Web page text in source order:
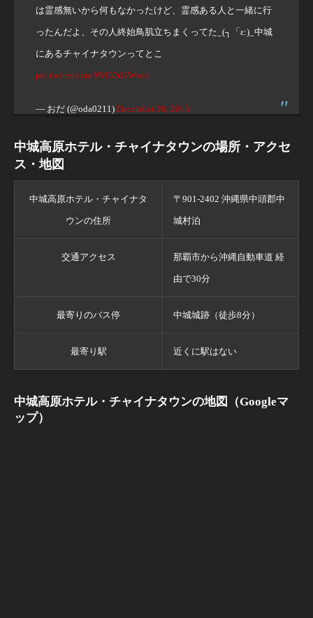
は霊感無いから何もなかったけど、霊感ある人と一緒に行
ったんだよ、その人終始鳥肌立ちまくってた_(┐「ε:)_中城
にあるチャイナタウンってとこ
pic.twitter.com/9VCOd5Wwci
— おだ (@oda0211) December 26, 2013
中城高原ホテル・チャイナタウンの場所・アクセ
ス・地図
中城高原ホテル・チャイナタ
ウンの住所
〒901-2402 沖縄県中頭郡中
城村泊
交通アクセス 那覇市から沖縄自動車道 経
由で30分
最寄りのバス停 中城城跡（徒歩8分）
最寄り駅 近くに駅はない
中城高原ホテル・チャイナタウンの地図（Googleマ
ップ）